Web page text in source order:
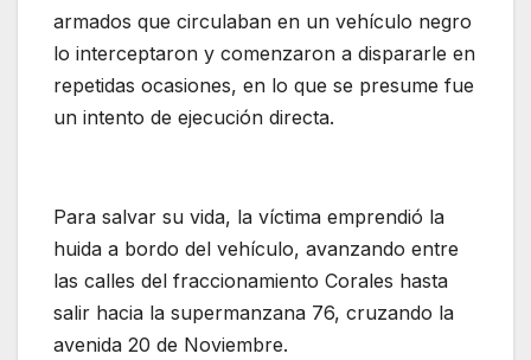
armados que circulaban en un vehículo negro
lo interceptaron y comenzaron a dispararle en
repetidas ocasiones, en lo que se presume fue
un intento de ejecución directa.
Para salvar su vida, la víctima emprendió la
huida a bordo del vehículo, avanzando entre
las calles del fraccionamiento Corales hasta
salir hacia la supermanzana 76, cruzando la
avenida 20 de Noviembre.